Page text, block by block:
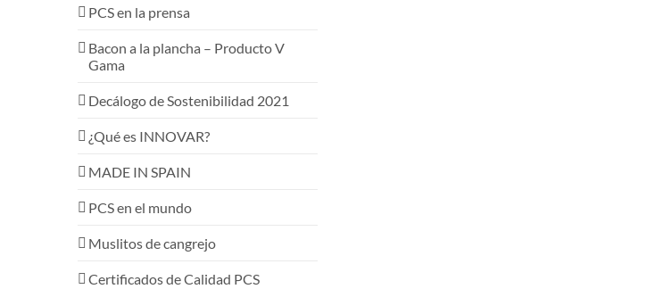
PCS en la prensa
Bacon a la plancha – Producto V
Gama
Decálogo de Sostenibilidad 2021
¿Qué es INNOVAR?
MADE IN SPAIN
PCS en el mundo
Muslitos de cangrejo
Certificados de Calidad PCS